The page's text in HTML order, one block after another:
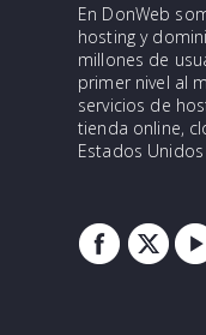
En DonWeb
hosting y
millones de
primer nivel al
servicios de
tienda online,
Estados